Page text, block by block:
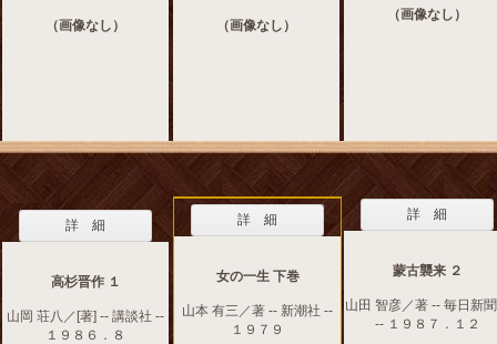
（画像なし） （画像なし）
（画像なし）
詳 細
高杉晋作 １
山岡 荘八／[著] -- 講談社 --
１９８６．８
詳 細
女の一生 下巻
山本 有三／著 -- 新潮社 --
１９７９
詳 細
蒙古襲来 ２
山田 智彦／著 -- 毎日新
-- １９８７．１２